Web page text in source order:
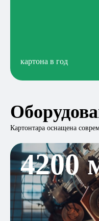
картона в год
Картонтара оснащена
4200